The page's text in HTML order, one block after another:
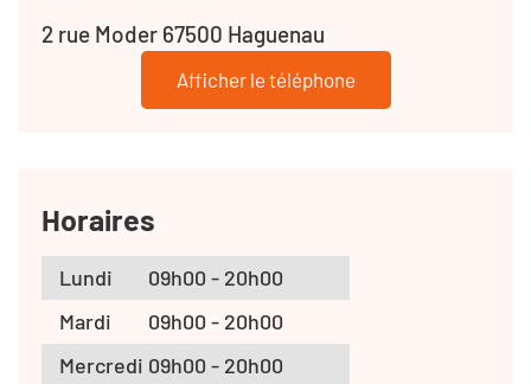
2 rue Moder 67500 Haguenau
Afficher le téléphone
Horaires
Lundi
09h00 - 20h00
Mardi
09h00 - 20h00
Mercredi 09h00 - 20h00